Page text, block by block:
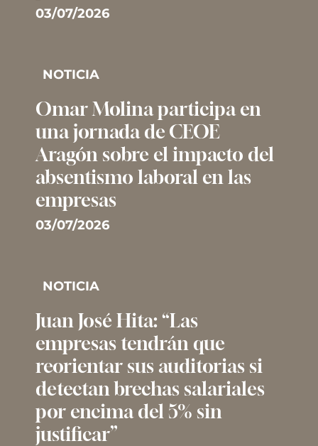
03/07/2026
NOTICIA
Omar Molina participa en
una jornada de CEOE
Aragón sobre el impacto del
absentismo laboral en las
empresas
03/07/2026
NOTICIA
Juan José Hita: “Las
empresas tendrán que
reorientar sus auditorias si
detectan brechas salariales
por encima del 5% sin
justificar”